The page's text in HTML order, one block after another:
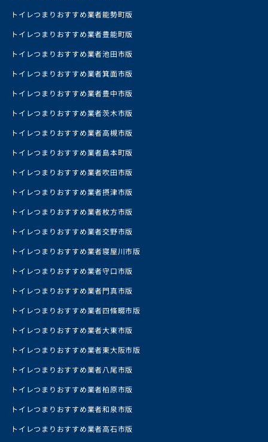
トイレつまりおすすめ業者能勢町版
トイレつまりおすすめ業者豊能町版
トイレつまりおすすめ業者池田市版
トイレつまりおすすめ業者箕面市版
トイレつまりおすすめ業者豊中市版
トイレつまりおすすめ業者茨木市版
トイレつまりおすすめ業者高槻市版
トイレつまりおすすめ業者島本町版
トイレつまりおすすめ業者吹田市版
トイレつまりおすすめ業者摂津市版
トイレつまりおすすめ業者枚方市版
トイレつまりおすすめ業者交野市版
トイレつまりおすすめ業者寝屋川市版
トイレつまりおすすめ業者守口市版
トイレつまりおすすめ業者門真市版
トイレつまりおすすめ業者四條畷市版
トイレつまりおすすめ業者大東市版
トイレつまりおすすめ業者東大阪市版
トイレつまりおすすめ業者八尾市版
トイレつまりおすすめ業者柏原市版
トイレつまりおすすめ業者和泉市版
トイレつまりおすすめ業者高石市版